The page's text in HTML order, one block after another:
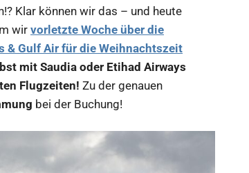
Klar können wir das – und heute
wir vorletzte Woche über die
& Gulf Air für die Weihnachtszeit
mit Saudia oder Etihad Airways
Flugzeiten! Zu der genauen
bei der Buchung!